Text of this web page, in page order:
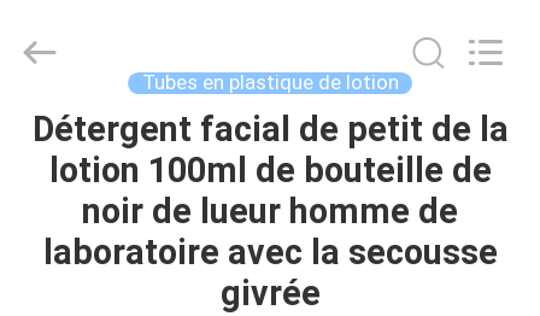
MAISON
PRODUITS
Copyright
emptycosmetictube.com.
Tubes en plastique de lotion
Détergent facial de petit de la
lotion 100ml de bouteille de
noir de lueur homme de
laboratoire avec la secousse
givrée